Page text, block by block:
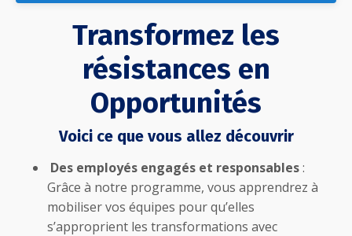
Transformez les
résistances en
Opportunités
Voici ce que vous allez découvrir
Des employés engagés et responsables:
Grâce à notre programme, vous apprendrez à
mobiliser vos équipes pour qu’elles
s’approprient les transformations avec